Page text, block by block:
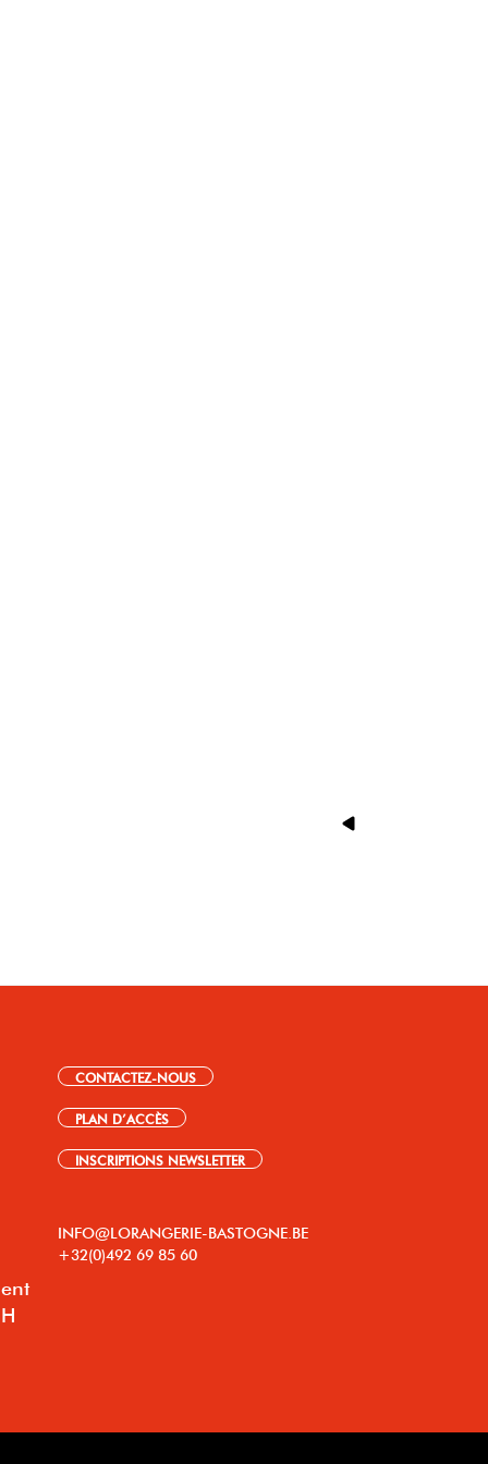
CONTACTEZ-NOUS
PLAN D’ACCÈS
INSCRIPTIONS NEWSLETTER
INFO@LORANGERIE-BASTOGNE.BE
+32(0)492 69 85 60